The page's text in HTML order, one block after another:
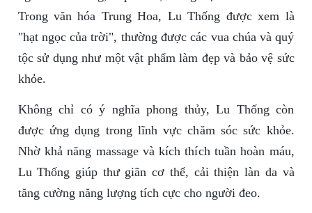
Trong văn hóa Trung Hoa, Lu Thống được xem là
"hạt ngọc của trời", thường được các vua chúa và quý
tộc sử dụng như một vật phẩm làm đẹp và bảo vệ sức
khỏe.
Không chỉ có ý nghĩa phong thủy, Lu Thống còn
được ứng dụng trong lĩnh vực chăm sóc sức khỏe.
Nhờ khả năng massage và kích thích tuần hoàn máu,
Lu Thống giúp thư giãn cơ thể, cải thiện làn da và
tăng cường năng lượng tích cực cho người đeo.